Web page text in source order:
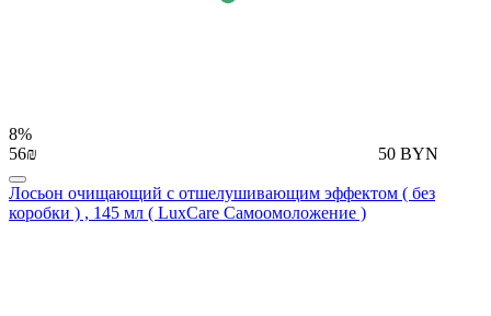
8%
56₪
50 BYN
Лосьон очищающий с отшелушивающим эффектом ( без
коробки ) , 145 мл ( LuxCare Самоомоложение )